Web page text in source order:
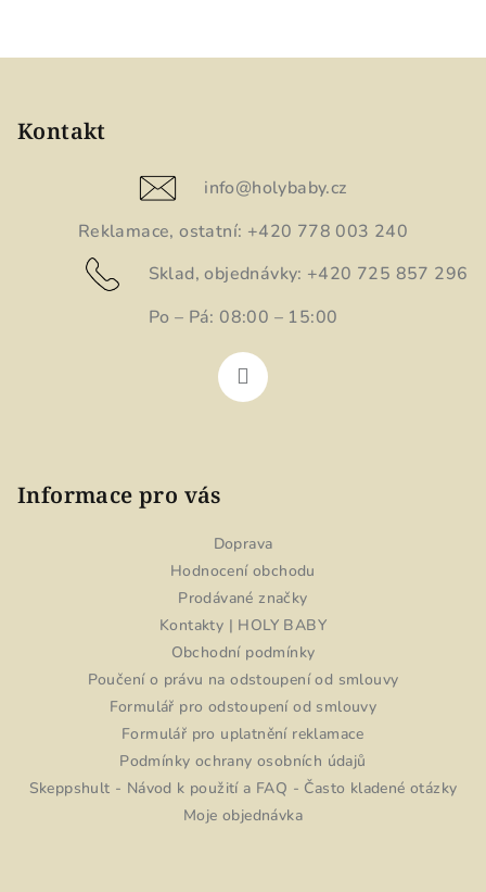
Kontakt
info@holybaby.cz
Reklamace, ostatní: +420 778 003 240
Sklad, objednávky: +420 725 857 296
Po – Pá: 08:00 – 15:00
Informace pro vás
Doprava
Hodnocení obchodu
Prodávané značky
Kontakty | HOLY BABY
Obchodní podmínky
Poučení o právu na odstoupení od smlouvy
Formulář pro odstoupení od smlouvy
Formulář pro uplatnění reklamace
Podmínky ochrany osobních údajů
Skeppshult - Návod k použití a FAQ - Často kladené otázky
Moje objednávka